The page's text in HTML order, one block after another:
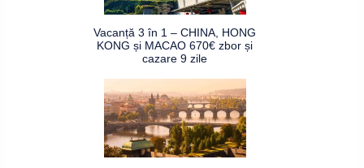
Vacanță 3 în 1 – CHINA, HONG
KONG și MACAO 670€ zbor și
cazare 9 zile